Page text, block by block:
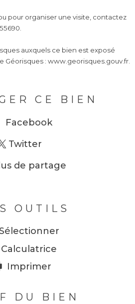
pour organiser une visite, contactez
auxquels ce bien est exposé
Géorisques : www.georisques.gouv.fr.
CE BIEN
Facebook
Twitter
de partage
OUTILS
Sélectionner
Calculatrice
Imprimer
DU BIEN